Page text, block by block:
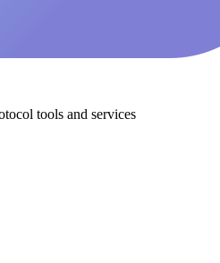
tools and services